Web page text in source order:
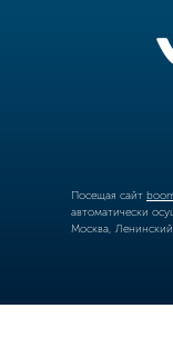
Посещая сайт
автоматически
Москва,